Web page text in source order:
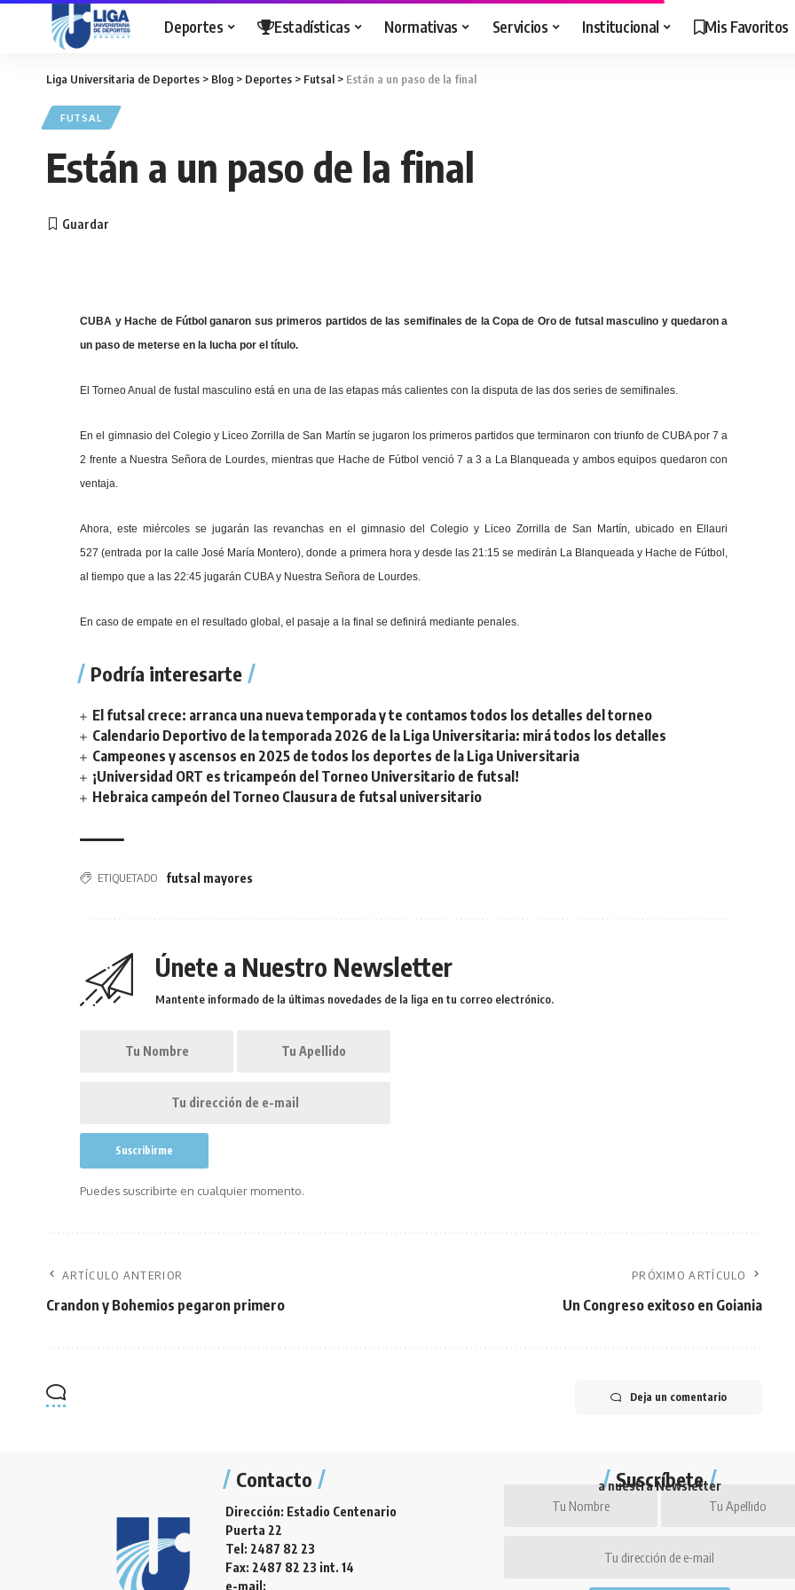
Deportes Estadísticas Normativas Servicios Institucional Mis Favoritos
Liga Universitaria de Deportes > Blog > Deportes > Futsal > Están a un paso de la final
FUTSAL
Están a un paso de la final
CUBA y Hache de Fútbol ganaron sus primeros partidos de las semifinales de la Copa de Oro de futsal masculino y quedaron a
un paso de meterse en la lucha por el título.
El Torneo Anual de fustal masculino está en una de las etapas más calientes con la disputa de las dos series de semifinales.
En el gimnasio del Colegio y Liceo Zorrilla de San Martín se jugaron los primeros partidos que terminaron con triunfo de CUBA por 7 a
2 frente a Nuestra Señora de Lourdes, mientras que Hache de Fútbol venció 7 a 3 a La Blanqueada y ambos equipos quedaron con
ventaja.
Ahora, este miércoles se jugarán las revanchas en el gimnasio del Colegio y Liceo Zorrilla de San Martín, ubicado en Ellauri
527 (entrada por la calle José María Montero), donde a primera hora y desde las 21:15 se medirán La Blanqueada y Hache de Fútbol,
al tiempo que a las 22:45 jugarán CUBA y Nuestra Señora de Lourdes.
En caso de empate en el resultado global, el pasaje a la final se definirá mediante penales.
Podría interesarte
El futsal crece: arranca una nueva temporada y te contamos todos los detalles del torneo
Calendario Deportivo de la temporada 2026 de la Liga Universitaria: mirá todos los detalles
Campeones y ascensos en 2025 de todos los deportes de la Liga Universitaria
¡Universidad ORT es tricampeón del Torneo Universitario de futsal!
Hebraica campeón del Torneo Clausura de futsal universitario
ETIQUETADO futsal mayores
Únete a Nuestro Newsletter
Mantente informado de la últimas novedades de la liga en tu correo electrónico.
Puedes suscribirte en cualquier momento.
ARTÍCULO ANTERIOR
Crandon y Bohemios pegaron primero
PRÓXIMO ARTÍCULO
Un Congreso exitoso en Goiania
Deja un comentario
Contacto
Dirección: Estadio Centenario
Puerta 22
Tel: 2487 82 23
Fax: 2487 82 23 int. 14
e-mail:
Suscríbete
a nuestra Newsletter